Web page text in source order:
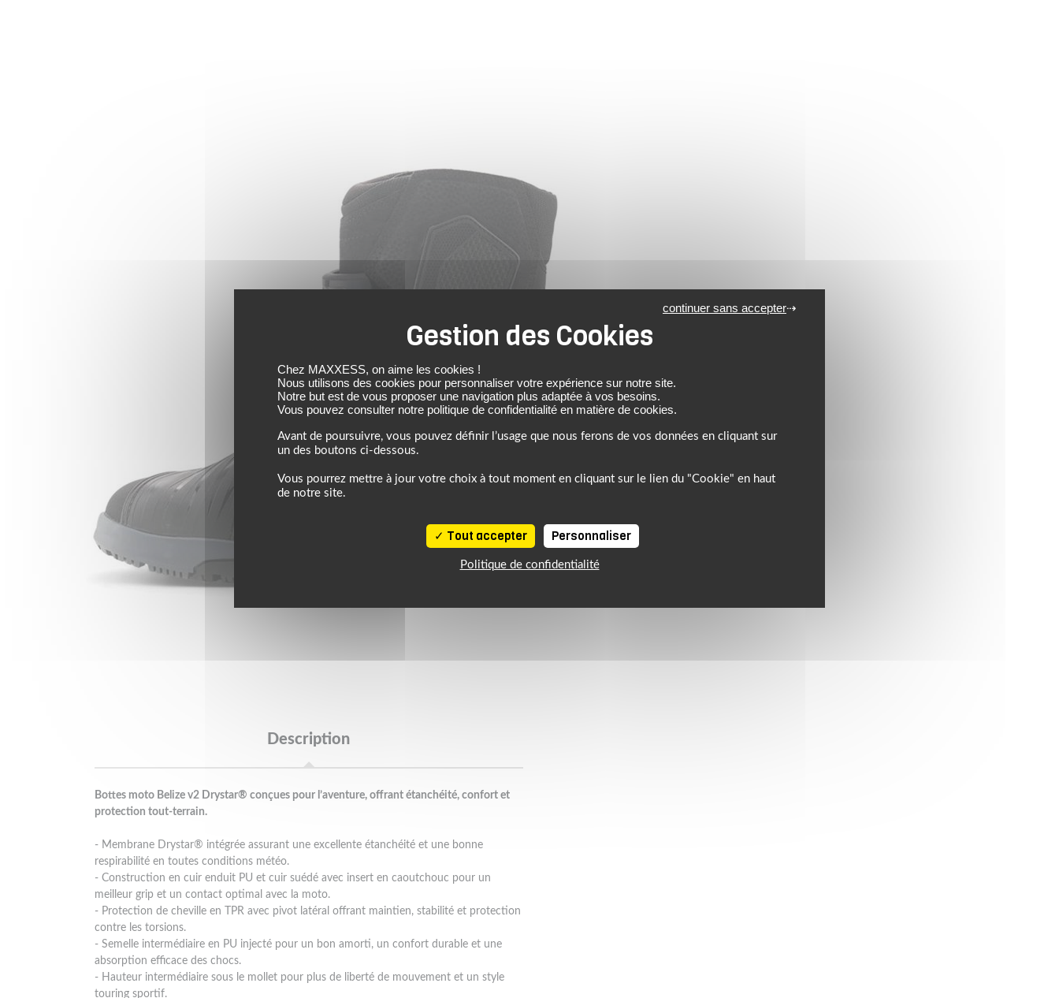
Description
Bottes moto Belize v2 Drystar® conçues pour l’aventure, offrant étanchéité, confort et
protection tout-terrain.
- Membrane Drystar® intégrée assurant une excellente étanchéité et une bonne
respirabilité en toutes conditions météo.
- Construction en cuir enduit PU et cuir suédé avec insert en caoutchouc pour un
meilleur grip et un contact optimal avec la moto.
- Protection de cheville en TPR avec pivot latéral offrant maintien, stabilité et protection
contre les torsions.
- Semelle intermédiaire en PU injecté pour un bon amorti, un confort durable et une
absorption efficace des chocs.
- Hauteur intermédiaire sous le mollet pour plus de liberté de mouvement et un style
touring sportif.
Chez MAXXESS, on aime les cookies !
Nous utilisons des cookies pour personnaliser votre expérience sur notre site.
Notre but est de vous proposer une navigation plus adaptée à vos besoins.
Vous pouvez consulter notre politique de confidentialité en matière de cookies.
Avant de poursuivre, vous pouvez définir l’usage que nous ferons de vos données en cliquant sur
un des boutons ci-dessous.
Vous pourrez mettre à jour votre choix à tout moment en cliquant sur le lien du "Cookie" en haut
de notre site.
Tout accepter
continuer sans accepter
Personnaliser
Politique de confidentialité